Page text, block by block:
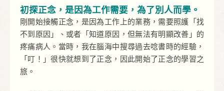
初探正念，是因為工作需要，為了別人而學。
剛開始接觸正念，是因為工作上的業務，需要照護「找
不到原因」、或者「知道原因，但無法有明顯改善」的
疼痛病人。當時，我在腦海中搜尋過去唸書時的經驗，
「叮！」很快就想到了正念，因此開始了正念的學習之
旅。